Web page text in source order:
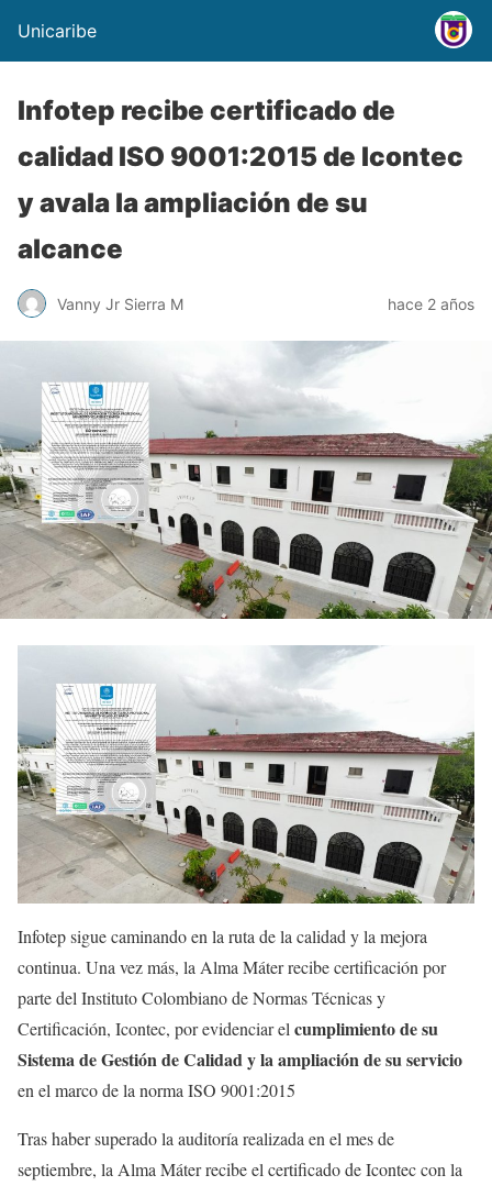
Unicaribe
Infotep recibe certificado de
calidad ISO 9001:2015 de Icontec
y avala la ampliación de su
alcance
Vanny Jr Sierra M hace 2 años
Infotep sigue caminando en la ruta de la calidad y la mejora
continua. Una vez más, la Alma Máter recibe certificación por
parte del Instituto Colombiano de Normas Técnicas y
Certificación, Icontec, por evidenciar elcumplimiento de su
Sistema de Gestión de Calidad y la ampliación de su servicio
en el marco de la norma ISO 9001:2015
Tras haber superado la auditoría realizada en el mes de
septiembre, la Alma Máter recibe el certificado de Icontec con la